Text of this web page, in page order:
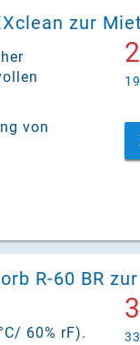
zur
von
R-60 BR
60% rF).